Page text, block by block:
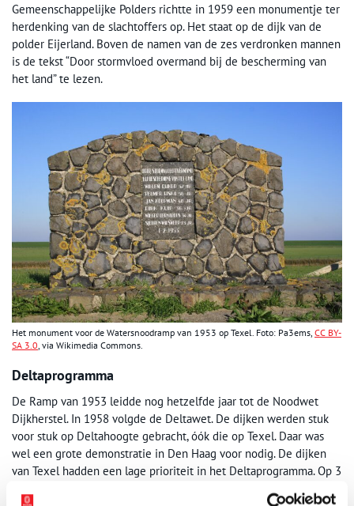
Gemeenschappelijke Polders richtte in 1959 een monumentje ter
herdenking van de slachtoffers op. Het staat op de dijk van de
polder Eijerland. Boven de namen van de zes verdronken mannen
is de tekst “Door stormvloed overmand bij de bescherming van
het land” te lezen.
Het monument voor de Watersnoodramp van 1953 op Texel. Foto: Pa3ems, CC BY-
SA 3.0 , via Wikimedia Commons.
Deltaprogramma
De Ramp van 1953 leidde nog hetzelfde jaar tot de Noodwet
Dijkherstel. In 1958 volgde de Deltawet. De dijken werden stuk
voor stuk op Deltahoogte gebracht, óók die op Texel. Daar was
wel een grote demonstratie in Den Haag voor nodig. De dijken
van Texel hadden een lage prioriteit in het Deltaprogramma. Op 3